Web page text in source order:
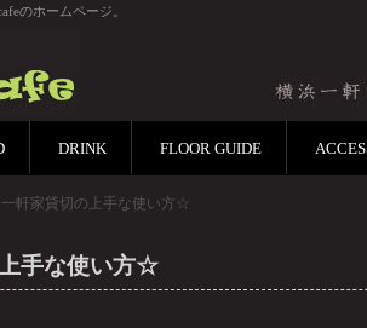
のホームページ。
DRINK FLOOR GUIDE
軒家貸切の上手な使い方☆
手な使い方☆